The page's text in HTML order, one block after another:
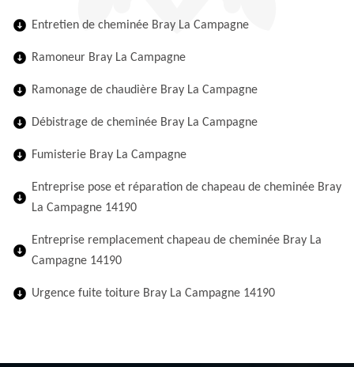
Entretien de cheminée Bray La Campagne
Ramoneur Bray La Campagne
Ramonage de chaudière Bray La Campagne
Débistrage de cheminée Bray La Campagne
Fumisterie Bray La Campagne
Entreprise pose et réparation de chapeau de cheminée Bray
La Campagne 14190
Entreprise remplacement chapeau de cheminée Bray La
Campagne 14190
Urgence fuite toiture Bray La Campagne 14190